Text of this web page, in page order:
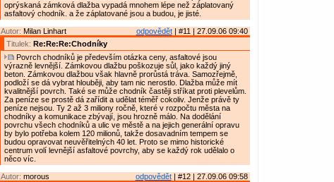
oprýskaná zámková dlažba vypadá mnohem lépe než záplatovaný
asfaltový chodník. a že záplatované jsou a budou, je jisté.
odpovědět| #11 | 27.09.06 09:40
Autor: Milan Linhart
Titulek: Re:Re:Re:Chodníky
Povrch chodníků je především otázka ceny, asfaltové jsou
výrazně levnější. Zámkovou dlažbu poškozuje sůl, jako každý jiný
beton. Zámkovou dlažbou však hlavně prorůstá tráva. Samozřejmě,
podloží se dá vybrat hlouběji, aby tam nic nerostlo. Dlažba může mít
kvalitnější povrch. Také se může chodník častěji stříkat proti plevelům.
Za peníze se prostě dá zařídit a udělat téměř cokoliv. Jenže právě ty
peníze nejsou. Ty 2 až 3 miliony ročně, které v rozpočtu města na
chodníky a komunikace zbývají, jsou hrozně málo. Na dodělání
povrchu všech chodníků a ulic ve městě a na jejich generální opravu
by bylo potřeba kolem 120 milionů, takže dosavadním tempem se
budou opravovat neuvěřitelných 40 let. Proto se mimo historické
centrum volí levnější asfaltové povrchy, aby se každý rok udělalo o
něco víc.
odpovědět| #12 | 27.09.06 09:58
Autor: morous